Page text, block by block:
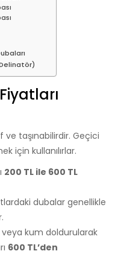
taşınabilirdir. Geçici
için kullanılırlar.
200 TL ile 600 TL
dubalar genellikle
veya kum doldurularak
600 TL’den